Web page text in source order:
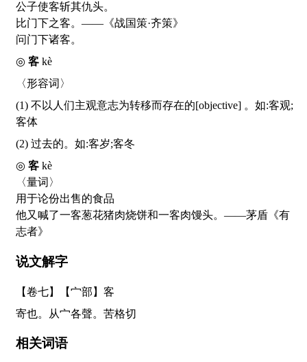
公子使客斩其仇头。
比门下之客。——《战国策·齐策》
问门下诸客。
客 kè
〈形容词〉
(1) 不以人们主观意志为转移而存在的[objective] 。如:客观;
客体
(2) 过去的。如:客岁;客冬
客 kè
〈量词〉
用于论份出售的食品
他又喊了一客葱花猪肉烧饼和一客肉馒头。——茅盾《有
志者》
说文解字
【卷七】【宀部】 客
寄也。从宀各聲。苦格切
相关词语